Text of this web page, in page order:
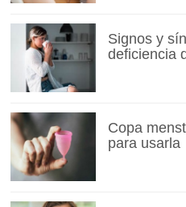
Signos y
deficiencia
Copa
para usarla